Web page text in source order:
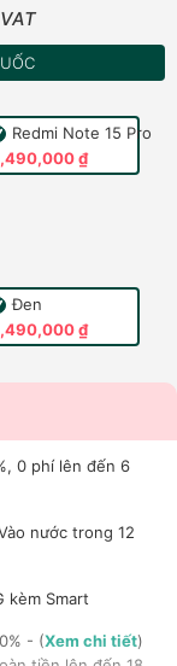
Redmi Note 15 Pro
₫
Đen
₫
0 phí lên đến 6
nước trong 12
kèm Smart
- (Xem chi tiết)